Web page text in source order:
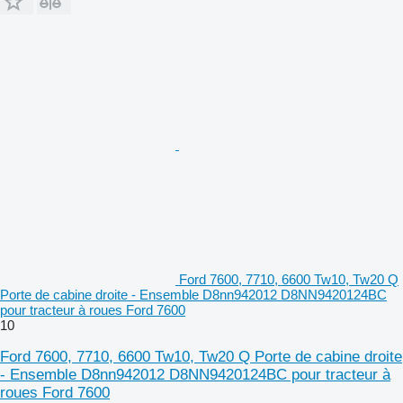
Ford 7600, 7710, 6600 Tw10, Tw20 Q
Porte de cabine droite - Ensemble D8nn942012 D8NN9420124BC
pour tracteur à roues Ford 7600
10
Ford 7600, 7710, 6600 Tw10, Tw20 Q Porte de cabine droite
- Ensemble D8nn942012 D8NN9420124BC pour tracteur à
roues Ford 7600